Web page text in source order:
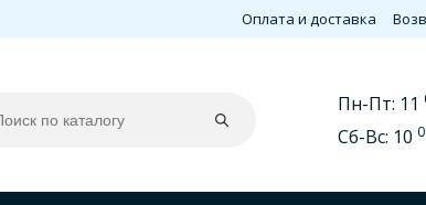
Оплата и доставка
Пн-Пт: 11
Сб-Вс: 10